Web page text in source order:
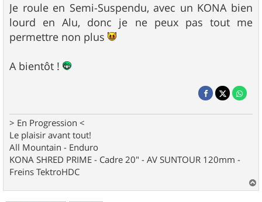
Je roule en Semi-Suspendu, avec un KONA bien
lourd en Alu, donc je ne peux pas tout me
permettre non plus
A bientôt !
> En Progression <
Le plaisir avant tout!
All Mountain - Enduro
KONA SHRED PRIME - Cadre 20" - AV SUNTOUR 120mm -
Freins TektroHDC
a